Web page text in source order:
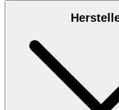
: Stretchige
Polyamid, 3% Elasthan